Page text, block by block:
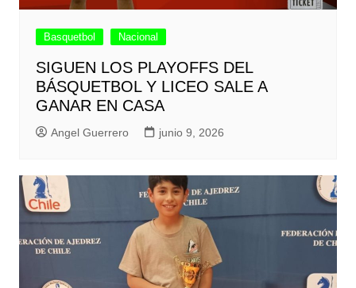
Basquetbol Nacional
SIGUEN LOS PLAYOFFS DEL
BÁSQUETBOL Y LICEO SALE A
GANAR EN CASA
Angel Guerrero junio 9, 2026